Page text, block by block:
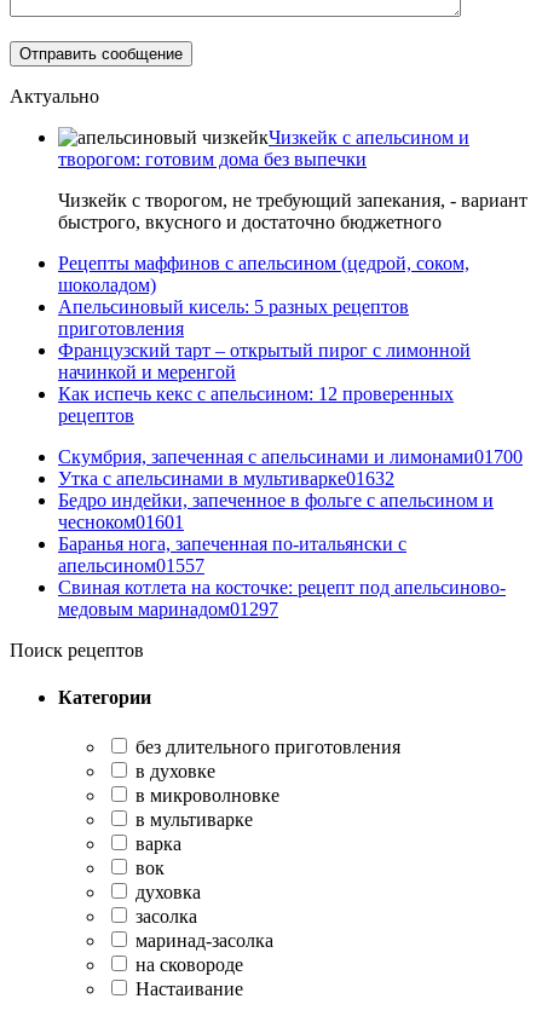
Актуально
Чизкейк с апельсином и
творогом: готовим дома без выпечки
Чизкейк с творогом, не требующий запекания, - вариант
быстрого, вкусного и достаточно бюджетного
Рецепты маффинов с апельсином (цедрой, соком,
шоколадом)
Апельсиновый кисель: 5 разных рецептов
приготовления
Французский тарт – открытый пирог с лимонной
начинкой и меренгой
Как испечь кекс с апельсином: 12 проверенных
рецептов
Скумбрия, запеченная с апельсинами и лимонами01700
Утка с апельсинами в мультиварке01632
Бедро индейки, запеченное в фольге с апельсином и
чесноком01601
Баранья нога, запеченная по-итальянски с
апельсином01557
Свиная котлета на косточке: рецепт под апельсиново-
медовым маринадом01297
Поиск рецептов
Категории
без длительного приготовления
в духовке
в микроволновке
в мультиварке
варка
вок
духовка
засолка
маринад-засолка
на сковороде
Настаивание